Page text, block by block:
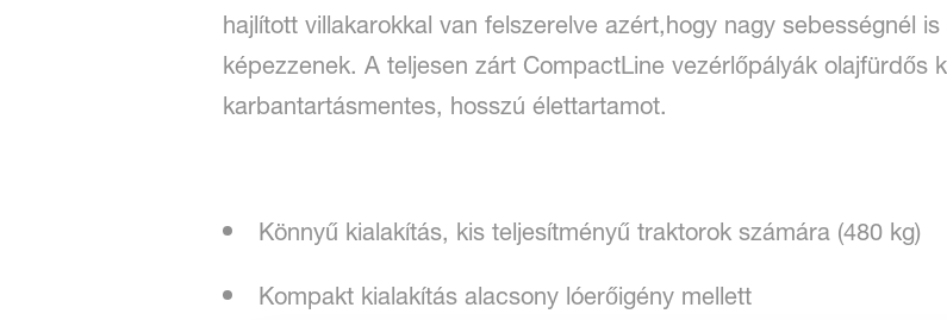
hajlított villakarokkal van felszerelve azért,hogy nagy sebességnél
képezzenek. A teljesen zárt CompactLine vezérlőpályák olajfürdős
karbantartásmentes, hosszú élettartamot.
Könnyű kialakítás, kis teljesítményű traktorok számára (480 kg)
Kompakt kialakítás alacsony lóerőigény mellett